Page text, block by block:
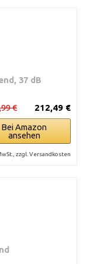
37 dB
212,49 €
€
Bei Amazon
ansehen
zzgl. Versandkosten